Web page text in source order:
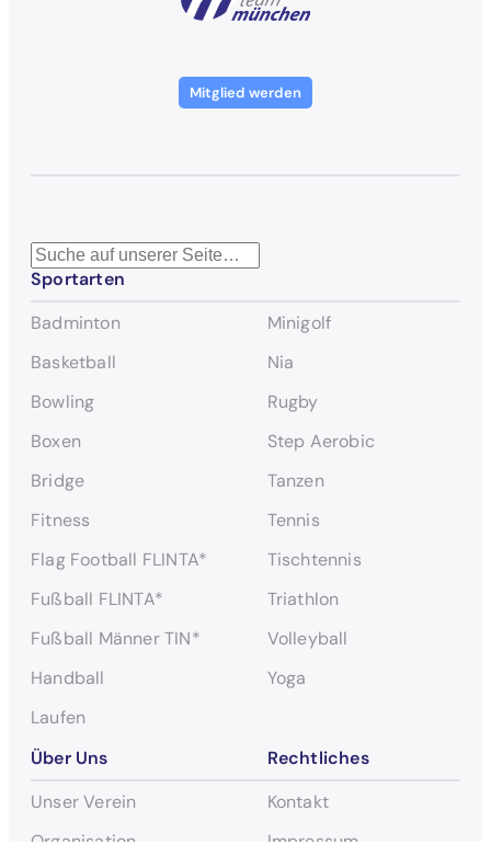
Mitglied werden
S
u
h
e
Sportarten
Badminton
Basketball
Bowling
Boxen
Bridge
Fitness
Flag Football FLINTA*
Fußball FLINTA*
Fußball Männer TIN*
Handball
Laufen
Minigolf
Nia
Rugby
Step Aerobic
Tanzen
Tennis
Tischtennis
Triathlon
Volleyball
Yoga
Über Uns
Unser Verein
Organisation
Rechtliches
Kontakt
Impressum